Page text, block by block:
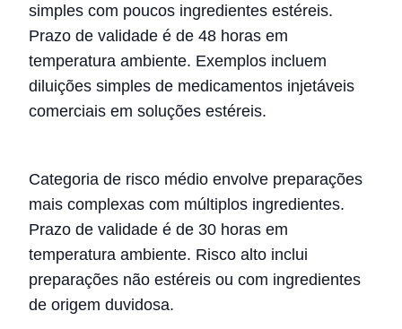
simples com poucos ingredientes estéreis.
Prazo de validade é de 48 horas em
temperatura ambiente. Exemplos incluem
diluições simples de medicamentos injetáveis
comerciais em soluções estéreis.
Categoria de risco médio envolve preparações
mais complexas com múltiplos ingredientes.
Prazo de validade é de 30 horas em
temperatura ambiente. Risco alto inclui
preparações não estéreis ou com ingredientes
de origem duvidosa.